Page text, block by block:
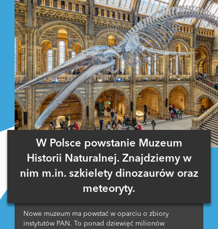
W Polsce powstanie Muzeum
Historii Naturalnej. Znajdziemy w
nim m.in. szkielety dinozaurów oraz
meteoryty.
Nowe muzeum ma powstać w oparciu o zbiory
instytutów PAN. To ponad dziewięć milionów